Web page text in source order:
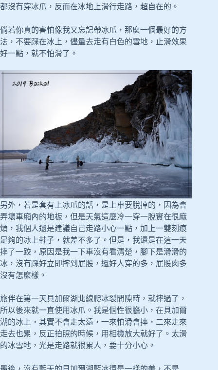
都沒有穿冰爪，反而在冰地上滑行走路，超自在的。
倘若你真的害怕像我又忘記帶冰爪，那麼一個最好的方
法，不要踩在冰上，儘量去走有白色的雪地，止滑效果
好一點，就不怕滑了。
另外，若是套有上冰爪的話，是上車要脫掉的，因為會
弄壞車廂內的地板，但是天氣這麼冷一穿一脫實在很麻
煩，我個人還是建議自己走路小心一點，加上一雙刻痕
足夠的冰上鞋子，就差不多了。但是，我還是在這一天
摔了一跤，原因是我一下車沒有看清楚，腳下是滑滑的
冰，沒有踩好立即摔到屁股，還好人穿的多，屁股肉多
沒有怎麼樣。
旅伴在第一天貝加爾湖北線爬冰裂間隙時，就摔過了，
所以後來就一直使用冰爪。我是個性很膽小，在貝加爾
湖的冰上，其實不會走太遠，一來怕滑會摔，二來走來
走去也累，反正拍照的時候，用相機放大就好了。太滑
的冰雪地，光是走路就很累人，要十分小心。